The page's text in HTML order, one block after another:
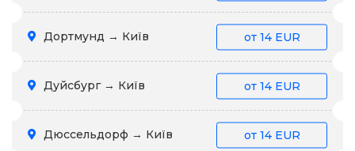
Дортмунд → Київ от 14 EUR
Дуйсбург → Київ от 14 EUR
Дюссельдорф → Київ от 14 EUR